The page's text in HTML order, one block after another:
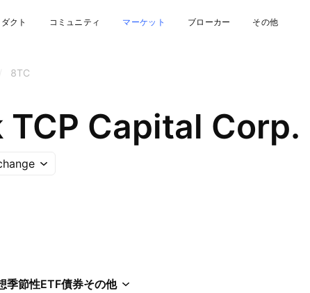
クト コミュニティ マーケット ブローカー その他
8TC
TCP Capital Corp.
季節性ETF債券その他